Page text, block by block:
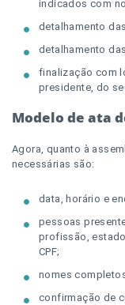
indicados com
detalhamento
detalhamento
finalização com
presidente, do
Modelo de ata
Agora, quanto à
necessárias são:
data, horário e
pessoas
profissão,
CPF;
nomes
confirmação de